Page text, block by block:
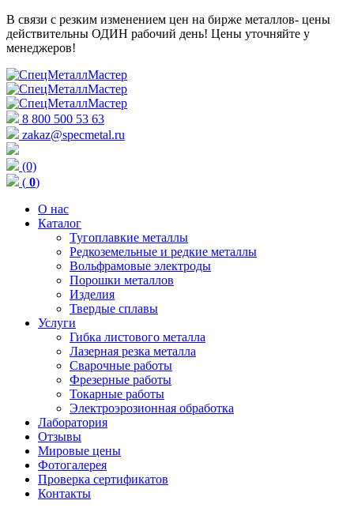
В связи с резким изменением цен на бирже металлов- цены
действительны ОДИН рабочий день! Цены уточняйте у
менеджеров!
8 800 500 53 63
zakaz@specmetal.ru
(0)
( 0)
О нас
Каталог
Тугоплавкие металлы
Редкоземельные и редкие металлы
Вольфрамовые электроды
Порошки металлов
Изделия
Твердые сплавы
Услуги
Гибка листового металла
Лазерная резка металла
Сварочные работы
Фрезерные работы
Токарные работы
Электроэрозионная обработка
Лаборатория
Отзывы
Мировые цены
Фотогалерея
Проверка сертификатов
Контакты